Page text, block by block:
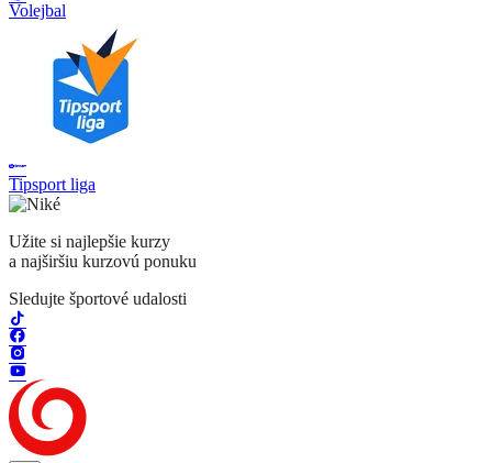
Volejbal
Tipsport liga
Užite si najlepšie kurzy
a najširšiu kurzovú ponuku
Sledujte športové udalosti